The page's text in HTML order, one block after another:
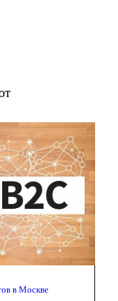
в Москве